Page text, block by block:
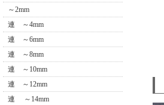
～2mm
連 ～4mm
連 ～6mm
連 ～8mm
連 ～10mm
連 ～12mm
連 ～14mm